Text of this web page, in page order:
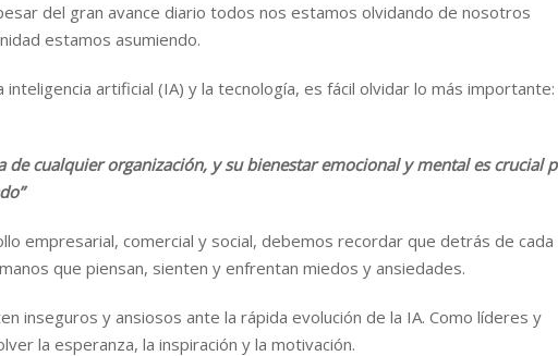
del gran avance diario todos nos estamos olvidando de nosotros
estamos asumiendo.
inteligencia artificial (IA) y la tecnología, es fácil olvidar lo más importante:
de cualquier organización, y su bienestar emocional y mental es crucial
empresarial, comercial y social, debemos recordar que detrás de cada
que piensan, sienten y enfrentan miedos y ansiedades.
inseguros y ansiosos ante la rápida evolución de la IA. Como líderes y
la esperanza, la inspiración y la motivación.